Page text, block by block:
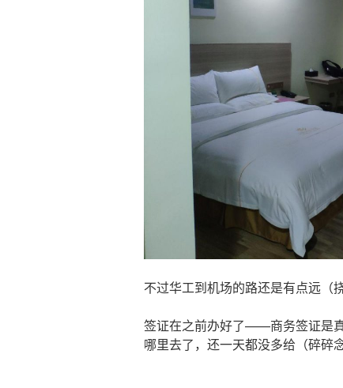
不过华工到机场的路还是有点远（
签证在之前办好了——商务签证是
哪里去了，还一天都没多给（碎碎念